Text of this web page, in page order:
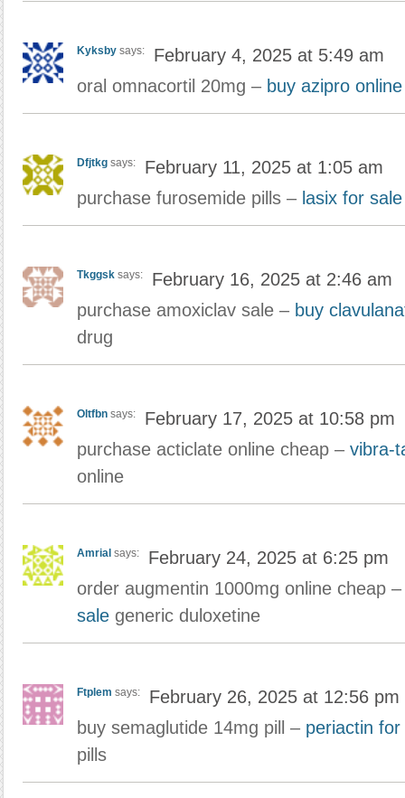
Kyksby says:
February 4, 2025 at 5:49 am
oral omnacortil 20mg – buy azipro
Dfjtkg says:
February 11, 2025 at 1:05 am
purchase furosemide pills – lasix for
Tkggsk says:
February 16, 2025 at 2:46 am
purchase amoxiclav sale – buy
drug
Oltfbn says:
February 17, 2025 at 10:58 pm
purchase acticlate online cheap – vibra-
online
Amrial says:
February 24, 2025 at 6:25 pm
order augmentin 1000mg online cheap
sale generic duloxetine
Ftplem says:
February 26, 2025 at 12:56 pm
buy semaglutide 14mg pill – periactin
pills